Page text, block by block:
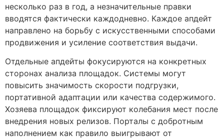
несколько раз в год, а незначительные правки
вводятся фактически каждодневно. Каждое апдейт
направлено на борьбу с искусственными способами
продвижения и усиление соответствия выдачи.
Отдельные апдейты фокусируются на конкретных
сторонах анализа площадок. Системы могут
повысить значимость скорости подгрузки,
портативной адаптации или качества содержимого.
Хозяева площадок фиксируют колебания мест после
внедрения новых релизов. Порталы с добротным
наполнением как правило выигрывают от